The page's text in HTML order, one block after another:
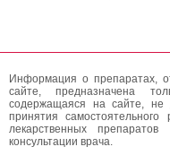
Информация о препаратах,
сайте, предназначена
содержащаяся на сайте, не
принятия
лекарственных
консультации врача.